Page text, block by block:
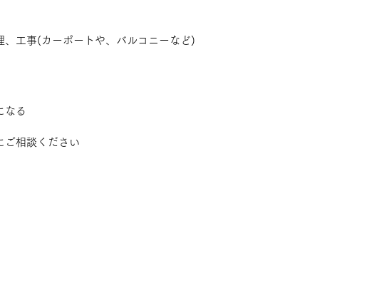
、工事(カーポートや、バルコニーなど)
なる
ご相談ください